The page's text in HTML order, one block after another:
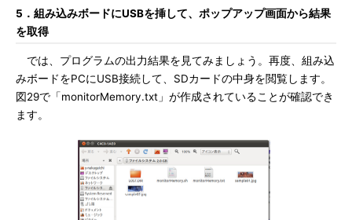
5．組み込みボードにUSBを挿して、ポップアップ画面から結果
を取得
では、プログラムの出力結果を見てみましょう。再度、組み込
みボードをPCにUSB接続して、SDカードの中身を閲覧します。
図29で「monitorMemory.txt」が作成されていることが確認でき
ます。